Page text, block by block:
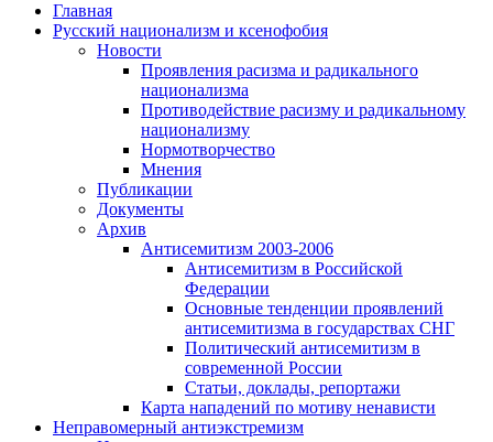
Главная
Русский национализм и ксенофобия
Новости
Проявления расизма и радикального
национализма
Противодействие расизму и радикальному
национализму
Нормотворчество
Мнения
Публикации
Документы
Архив
Антисемитизм 2003-2006
Антисемитизм в Российской
Федерации
Основные тенденции проявлений
антисемитизма в государствах СНГ
Политический антисемитизм в
современной России
Статьи, доклады, репортажи
Карта нападений по мотиву ненависти
Неправомерный антиэкстремизм